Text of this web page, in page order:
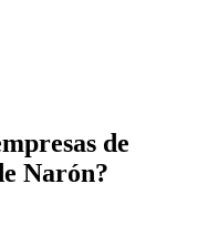
de
Narón?